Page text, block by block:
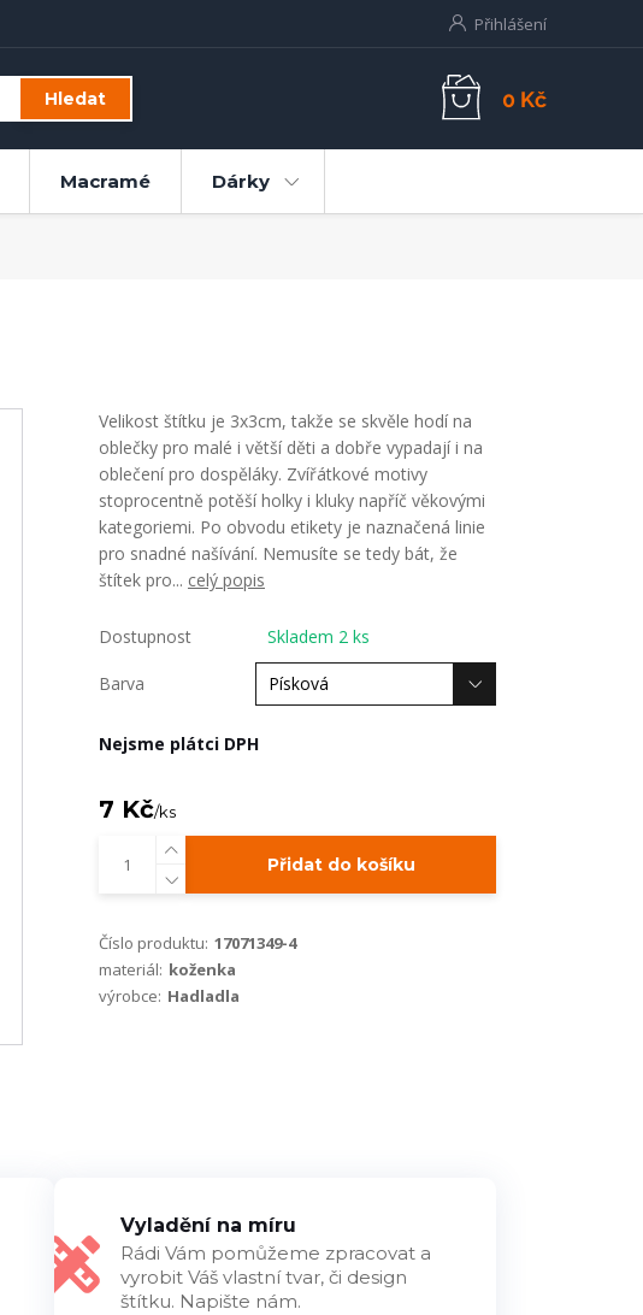
Přihlášení
Hledat 0 Kč
Macramé Dárky
Velikost štítku je 3x3cm, takže se skvěle hodí na
oblečky pro malé i větší děti a dobře vypadají i na
oblečení pro dospěláky. Zvířátkové motivy
stoprocentně potěší holky i kluky napříč věkovými
kategoriemi. Po obvodu etikety je naznačená linie
pro snadné našívání. Nemusíte se tedy bát, že
štítek pro... celý popis
Dostupnost Skladem 2 ks
Barva
Nejsme plátci DPH
7 Kč/ks
Přidat do košíku
Číslo produktu: 17071349-4
materiál: koženka
výrobce: Hadladla
Vyladění na míru
Rádi Vám pomůžeme zpracovat a
vyrobit Váš vlastní tvar, či design
štítku. Napište nám.